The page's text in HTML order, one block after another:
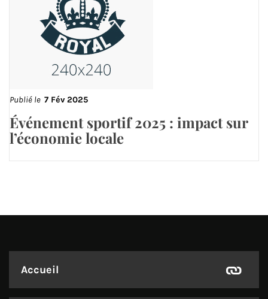
Publié le 7 Fév 2025
Événement sportif 2025 : impact sur
l’économie locale
Accueil